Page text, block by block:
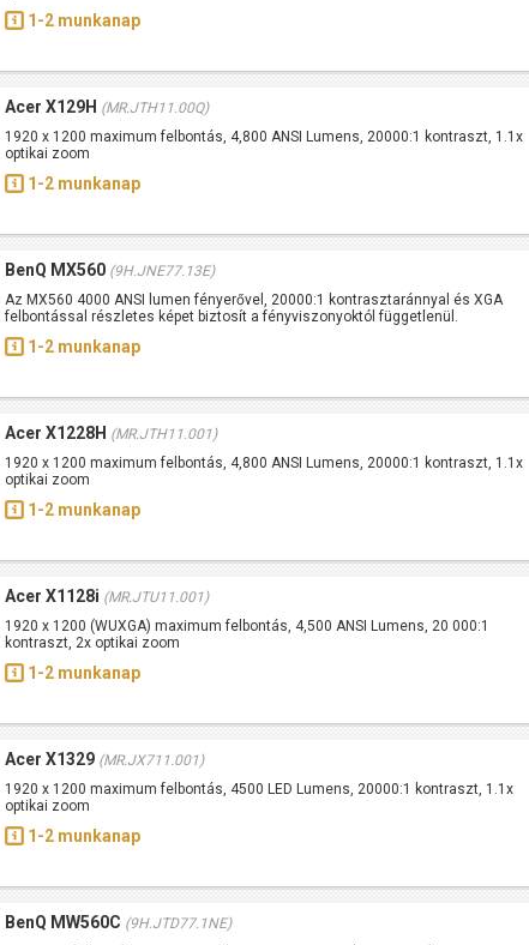
1-2 munkanap
Acer X129H (MR.JTH11.00Q)
1920 x 1200 maximum felbontás, 4,800 ANSI Lumens, 20000:1 kontraszt, 1.1x
optikai zoom
1-2 munkanap
BenQ MX560 (9H.JNE77.13E)
Az MX560 4000 ANSI lumen fényerővel, 20000:1 kontrasztaránnyal és XGA
felbontással részletes képet biztosít a fényviszonyoktól függetlenül.
1-2 munkanap
Acer X1228H (MR.JTH11.001)
1920 x 1200 maximum felbontás, 4,800 ANSI Lumens, 20000:1 kontraszt, 1.1x
optikai zoom
1-2 munkanap
Acer X1128i (MR.JTU11.001)
1920 x 1200 (WUXGA) maximum felbontás, 4,500 ANSI Lumens, 20 000:1
kontraszt, 2x optikai zoom
1-2 munkanap
Acer X1329 (MR.JX711.001)
1920 x 1200 maximum felbontás, 4500 LED Lumens, 20000:1 kontraszt, 1.1x
optikai zoom
1-2 munkanap
BenQ MW560C (9H.JTD77.1NE)